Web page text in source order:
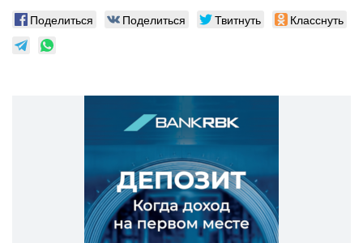
Поделиться Поделиться Твитнуть Класснуть